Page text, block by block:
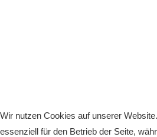
Wir nutzen Cookies auf unserer
essenziell für den Betrieb der Seite,